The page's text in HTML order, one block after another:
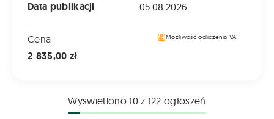
Data publikacji 05.08.2026
Cena
2 835,00 zł
Możliwość odliczenia VAT
Wyswietlono 10 z 122 ogłoszeń